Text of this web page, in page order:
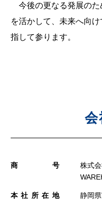
今後の更なる発展のた
を活かして、未来へ向
指して参ります。
会
商号
株式
本社所在地
静岡